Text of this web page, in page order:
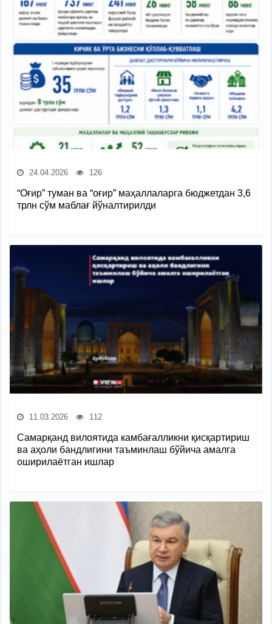
24.04.2026 126
“Оғир” туман ва “оғир” маҳаллаларга бюджетдан 3,6
трлн сўм маблағ йўналтирилди
11.03.2026 112
Самарқанд вилоятида камбағалликни қисқартириш
ва аҳоли бандлигини таъминлаш бўйича амалга
оширилаётган ишлар